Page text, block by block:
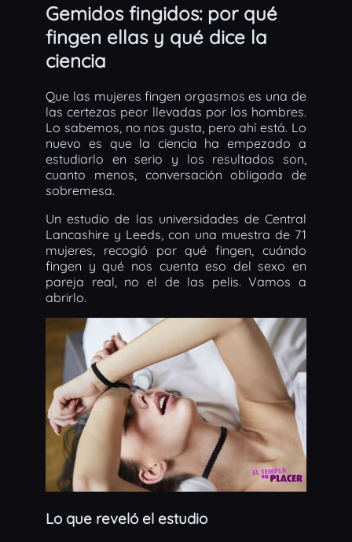
Gemidos fingidos: por qué
fingen ellas y qué dice la
ciencia
Que las mujeres fingen orgasmos es una de
las certezas peor llevadas por los hombres.
Lo sabemos, no nos gusta, pero ahí está. Lo
nuevo es que la ciencia ha empezado a
estudiarlo en serio y los resultados son,
cuanto menos, conversación obligada de
sobremesa.
Un estudio de las universidades de Central
Lancashire y Leeds, con una muestra de 71
mujeres, recogió por qué fingen, cuándo
fingen y qué nos cuenta eso del sexo en
pareja real, no el de las pelis. Vamos a
abrirlo.
Lo que reveló el estudio